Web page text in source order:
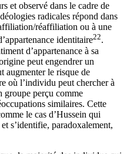
et observé dans le cadre de
radicales répond dans
réaffiliation ou à une
identitaire22.
d’appartenance à sa
peut engendrer un
augmenter le risque de
où l’individu peut chercher à
groupe perçu comme
similaires. Cette
le cas d’Hussein qui
s’identifie, paradoxalement,